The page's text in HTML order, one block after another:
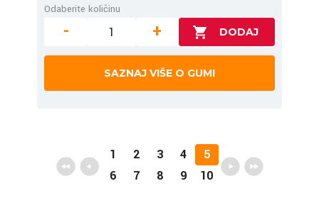
Odaberite količinu
- +
SAZNAJ VIŠE O GUMI
1 2 3 4
5
6
7 8 9 10